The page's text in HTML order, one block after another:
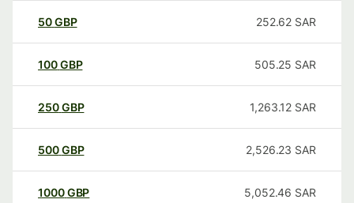
50GBP 252.62 SAR
100GBP 505.25 SAR
250GBP 1,263.12 SAR
500GBP 2,526.23 SAR
1000GBP 5,052.46 SAR